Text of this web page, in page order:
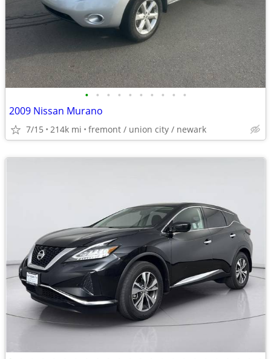
• • • • • • • • • •
2009 Nissan Murano
7/15 214k mi fremont / union city / newark